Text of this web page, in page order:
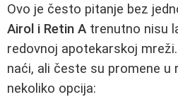
Ovo je često pitanje bez
Airol i Retin A trenutno nisu
redovnoj apotekarskoj
naći, ali česte su promene u
nekoliko opcija: